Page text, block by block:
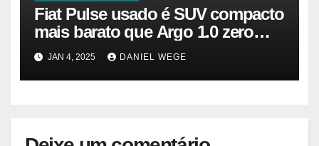
Fiat Pulse usado é SUV compacto
mais barato que Argo 1.0 zero
quilômetro
JAN 4, 2025 DANIEL WEGE